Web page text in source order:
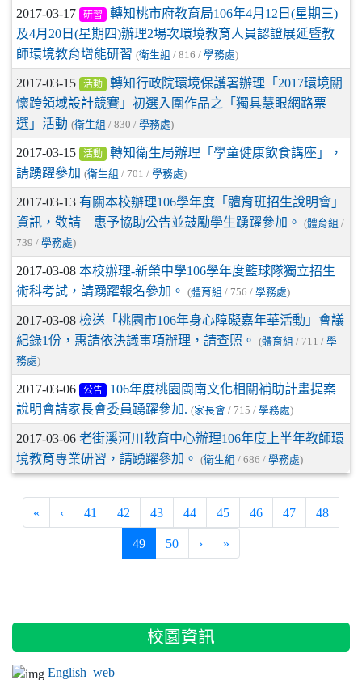
2017-03-17 研習
轉知桃市府教育局106年4月12日(星期三)
及4月20日(星期四)辦理2場次環境教育人員認證展延暨教
師環境教育增能研習 (衛生組 / 816 / 學務處)
2017-03-15 活動
轉知行政院環境保護署辦理「2017環境關
懷跨領域設計競賽」初選入圍作品之「獨具慧眼網路票
選」活動 (衛生組 / 830 / 學務處)
2017-03-15 活動
轉知衛生局辦理「學童健康飲食講座」，
請踴躍參加 (衛生組 / 701 / 學務處)
2017-03-13 有關本校辦理106學年度「體育班招生說明會」
資訊，敬請 惠予協助公告並鼓勵學生踴躍參加。
(體育組 /
739 / 學務處)
2017-03-08 本校辦理-新榮中學106學年度籃球隊獨立招生
術科考試，請踴躍報名參加。
(體育組 / 756 / 學務處)
2017-03-08 檢送「桃園市106年身心障礙嘉年華活動」會議
紀錄1份，惠請依決議事項辦理，請查照。
(體育組 / 711 / 學
務處)
2017-03-06 公告
106年度桃園閩南文化相關補助計畫提案
說明會請家長會委員踴躍參加. (家長會 / 715 / 學務處)
2017-03-06 老街溪河川教育中心辦理106年度上半年教師環
境教育專業研習，請踴躍參加。
(衛生組 / 686 / 學務處)
« ‹ 41 42 43 44 45 46 47 48
49(current)
50 › »
::: 校園資訊
English_web